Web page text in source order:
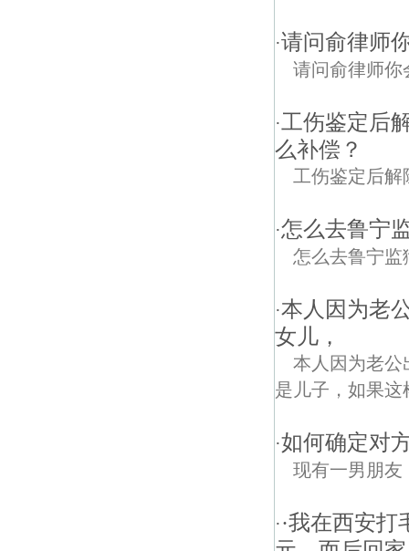
·请问俞律师
请问俞律师你
·工伤鉴定后
么补偿？
工伤鉴定后
·怎么去鲁宁
怎么去鲁宁监
·本人因为老
女儿，
本人因为老公
是儿子，如果
·如何确定对
现有一男朋友
··我在西安